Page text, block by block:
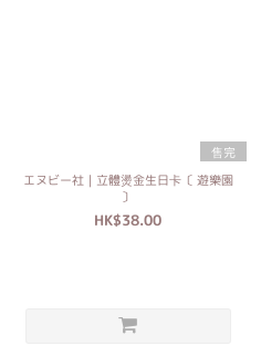
售完
エヌビー社｜立體燙金生日卡〔 遊樂園
〕
HK$38.00